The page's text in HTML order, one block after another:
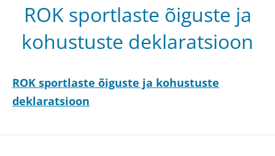
ROK sportlaste õiguste ja
kohustuste deklaratsioon
ROK sportlaste õiguste ja kohustuste
deklaratsioon